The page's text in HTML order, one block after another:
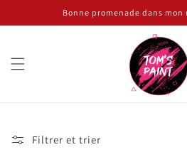
au
Bonne promenade dans
Filtrer et trier